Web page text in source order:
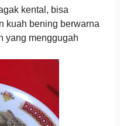
kental, bisa
kuah bening berwarna
yang menggugah